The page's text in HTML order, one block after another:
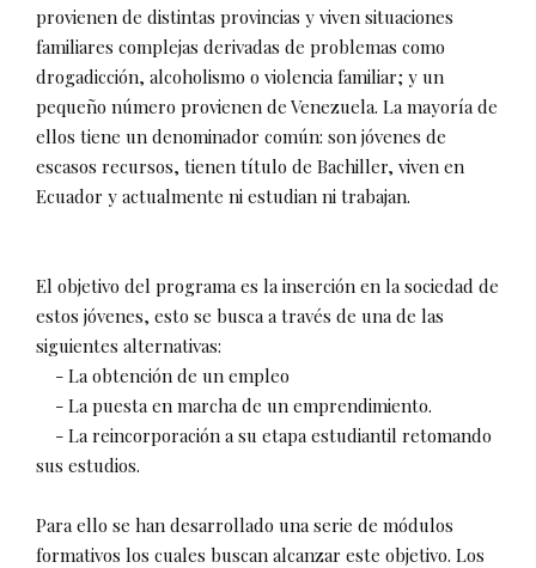
provienen de distintas provincias y viven situaciones
familiares complejas derivadas de problemas como
drogadicción, alcoholismo o violencia familiar; y un
pequeño número provienen de Venezuela. La mayoría de
ellos tiene un denominador común: son jóvenes de
escasos recursos, tienen título de Bachiller, viven en
Ecuador y actualmente ni estudian ni trabajan.
El objetivo del programa es la inserción en la sociedad de
estos jóvenes, esto se busca a través de una de las
siguientes alternativas:
- La obtención de un empleo
- La puesta en marcha de un emprendimiento.
- La reincorporación a su etapa estudiantil retomando
sus estudios.
Para ello se han desarrollado una serie de módulos
formativos los cuales buscan alcanzar este objetivo. Los